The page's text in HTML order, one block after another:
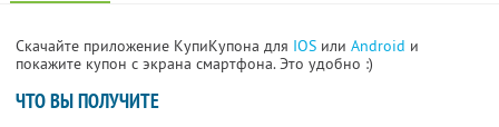
Скачайте приложение КупиКупона для IOS или Android и
покажите купон с экрана смартфона. Это удобно :)
ЧТО ВЫ ПОЛУЧИТЕ